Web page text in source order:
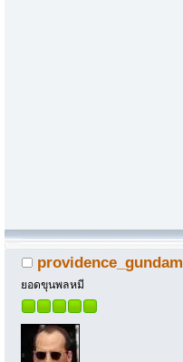
providence_gundam
ยอดขุนพลหมี